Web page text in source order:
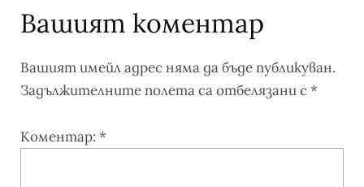
Вашият коментар
Вашият имейл адрес няма да бъде публикуван.
Задължителните полета са отбелязани с*
Коментар: *